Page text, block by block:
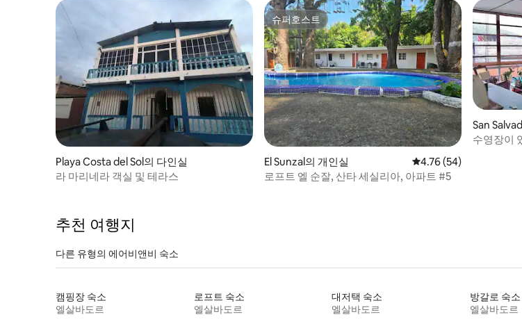
Playa Costa del Sol의 다인실
라 마리네라 객실 및 테라스
슈퍼호스트
슈퍼호스트
El Sunzal의 개인실 평점 4.76점(5점 만점),
4.76 (54)
로프트 엘 순잘, 산타 세실리아, 아파트 #5
San
수영장이
추천 여행지
다른 유형의 에어비앤비 숙소
캠핑장 숙소
엘살바도르
로프트 숙소
엘살바도르
대저택 숙소
엘살바도르
방갈로 숙소
엘살바도르